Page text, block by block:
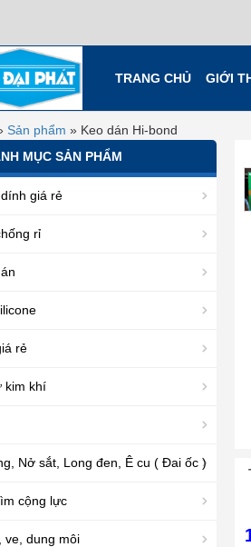
TRANG CHỦ GIỚI
Sản phẩm » Keo dán Hi-bond
MỤC SẢN PHẨM
giá rẻ
rỉ
rẻ
kim khí
Nở sắt, Long đen, Ê cu ( Đai ốc )
cộng lực
ve, dung môi